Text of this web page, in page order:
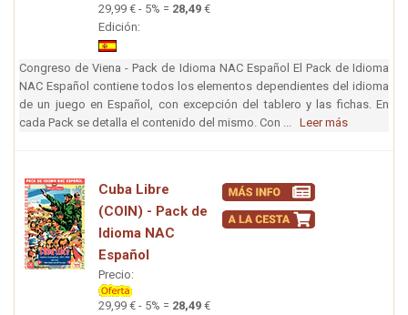
29,99 € - 5% = 28,49 €
Edición:
Congreso de Viena - Pack de Idioma NAC Español El Pack de Idioma
NAC Español contiene todos los elementos dependientes del idioma
de un juego en Español, con excepción del tablero y las fichas. En
cada Pack se detalla el contenido del mismo. Con ... Leer más
Cuba Libre
(COIN) - Pack de
Idioma NAC
Español
Precio:
29,99 € - 5% = 28,49 €